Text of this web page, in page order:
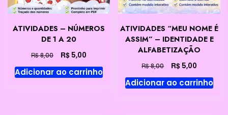
ATIVIDADES – NÚMEROS
DE 1 A 20
R$8,00
preço
original
R$5,00O
preço
atual
Adicionar ao carrinho
ATIVIDADES “MEU NOME É
ASSIM” – IDENTIDADE E
ALFABETIZAÇÃO
R$8,00
preço
original
R$ 5,00
preço
atual
Adicionar ao carrinho